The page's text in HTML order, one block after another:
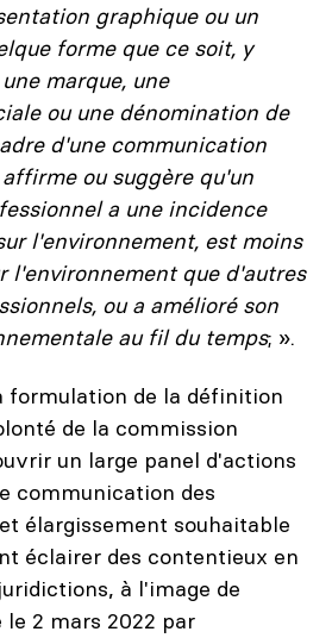
graphique ou un
forme que ce soit, y
marque, une
ou une dénomination de
d'une communication
ou suggère qu'un
a une incidence
l'environnement, est moins
l'environnement que d'autres
ou a amélioré son
au fil du temps; ».
formulation de la définition
de la commission
un large panel d'actions
communication des
élargissement souhaitable
éclairer des contentieux en
à l'image de
2 mars 2022 par